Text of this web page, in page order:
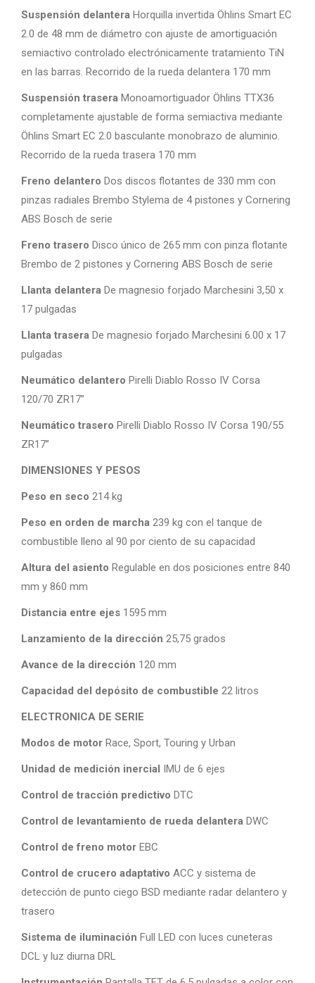
Suspensión delantera Horquilla invertida Öhlins Smart EC
2.0 de 48 mm de diámetro con ajuste de amortiguación
semiactivo controlado electrónicamente tratamiento TiN
en las barras. Recorrido de la rueda delantera 170 mm
Suspensión trasera Monoamortiguador Öhlins TTX36
completamente ajustable de forma semiactiva mediante
Öhlins Smart EC 2.0 basculante monobrazo de aluminio.
Recorrido de la rueda trasera 170 mm
Freno delantero Dos discos flotantes de 330 mm con
pinzas radiales Brembo Stylema de 4 pistones y Cornering
ABS Bosch de serie
Freno trasero Disco único de 265 mm con pinza flotante
Brembo de 2 pistones y Cornering ABS Bosch de serie
Llanta delantera De magnesio forjado Marchesini 3,50 x
17 pulgadas
Llanta trasera De magnesio forjado Marchesini 6.00 x 17
pulgadas
Neumático delantero Pirelli Diablo Rosso IV Corsa
120/70 ZR17”
Neumático trasero Pirelli Diablo Rosso IV Corsa 190/55
ZR17”
DIMENSIONES Y PESOS
Peso en seco 214 kg
Peso en orden de marcha 239 kg con el tanque de
combustible lleno al 90 por ciento de su capacidad
Altura del asiento Regulable en dos posiciones entre 840
mm y 860 mm
Distancia entre ejes 1595 mm
Lanzamiento de la dirección 25,75 grados
Avance de la dirección 120 mm
Capacidad del depósito de combustible 22 litros
ELECTRONICA DE SERIE
Modos de motor Race, Sport, Touring y Urban
Unidad de medición inercial IMU de 6 ejes
Control de tracción predictivo DTC
Control de levantamiento de rueda delantera DWC
Control de freno motor EBC
Control de crucero adaptativo ACC y sistema de
detección de punto ciego BSD mediante radar delantero y
trasero
Sistema de iluminación Full LED con luces cuneteras
DCL y luz diurna DRL